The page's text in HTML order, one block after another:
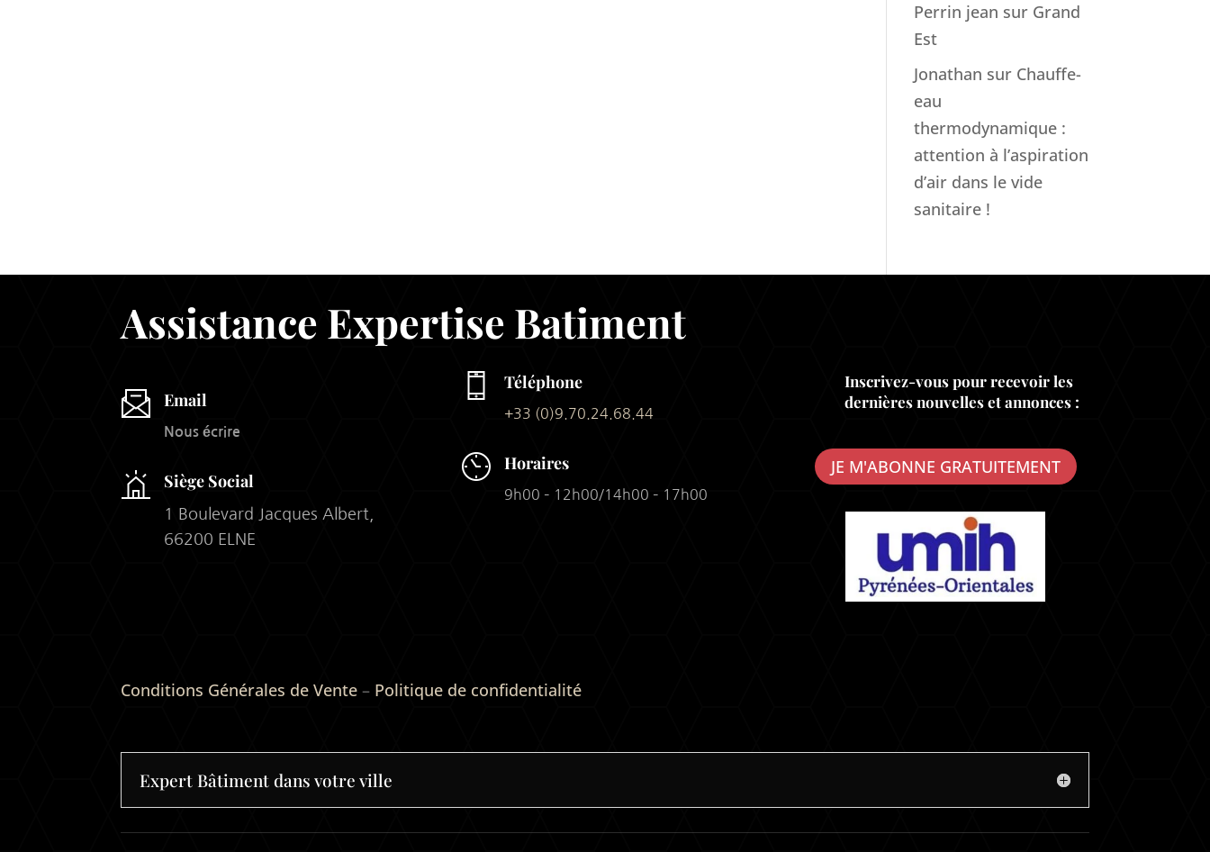
Perrin jean sur Grand
Est
Jonathan sur Chauffe-
eau
thermodynamique :
attention à l’aspiration
d’air dans le vide
sanitaire !
Assistance Expertise Batiment
Email
Nous écrire
Siège Social
1 Boulevard Jacques Albert,
66200 ELNE
Téléphone
+33 (0)9.70.24.68.44
Horaires
9h00 – 12h00/14h00 – 17h00
Inscrivez-vous pour recevoir les
dernières nouvelles et annonces :
JE M'ABONNE GRATUITEMENT
Conditions Générales de Vente – Politique de confidentialité
Expert Bâtiment dans votre ville